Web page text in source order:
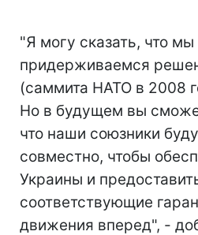
"Я могу сказать, что мы
придерживаемся
(саммита НАТО в 2008
Но в будущем вы
что наши союзники
совместно, чтобы
Украины и
соответствующие
движения вперед", -